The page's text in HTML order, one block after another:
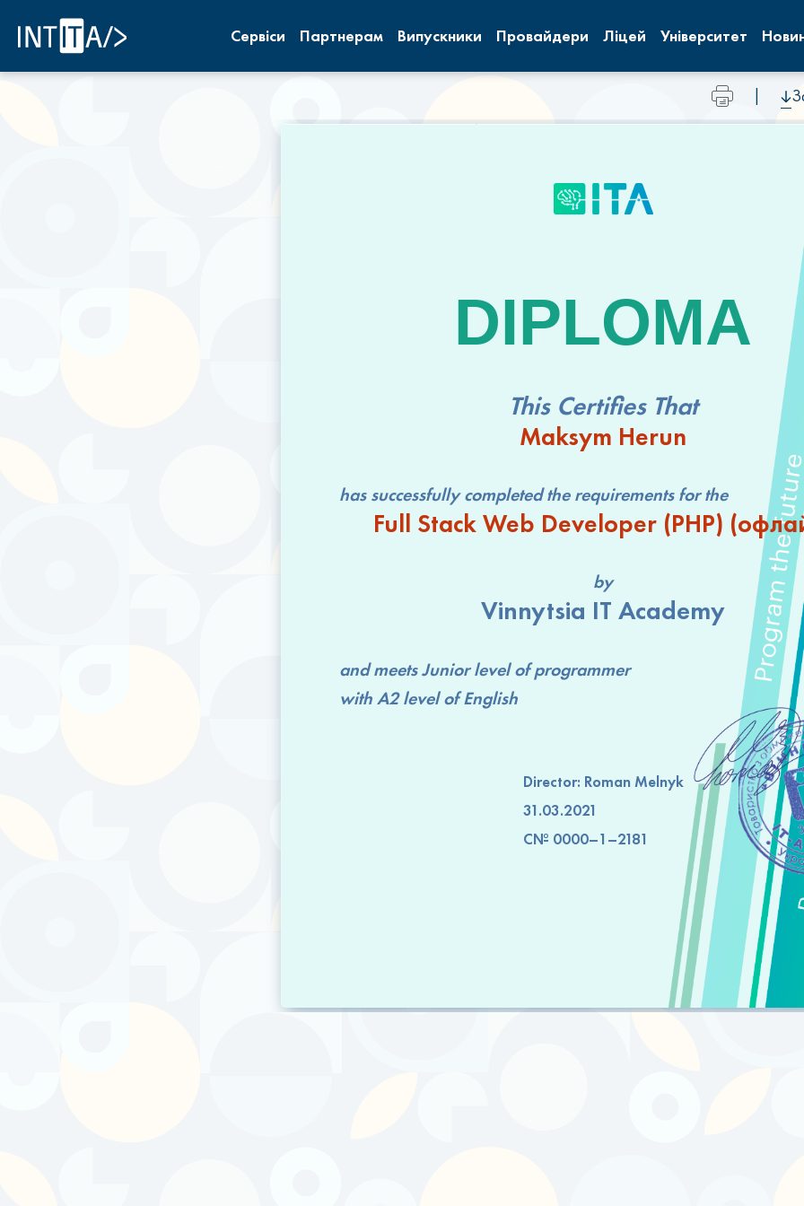
Сервіси Партнерам Випускники Провайдери Ліцей Університет
|
DIPLOMA
This Certifies That
Maksym Herun
has successfully completed the requirements for the
Full Stack Web Developer (РНР)
by
Vinnytsia IT Academy
and meetsJunior levelof programmer
withA2 levelof English
Director: Roman Melnyk
31.03.2021
C№ 0000–1–2181